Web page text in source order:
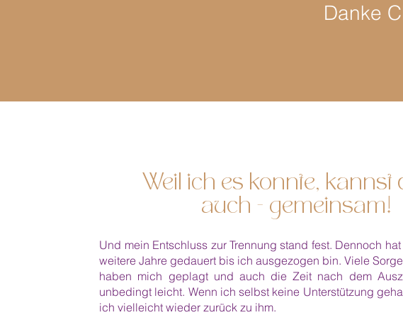
Danke
Weil ich es konnte, kannst
auch - gemeinsam!
Und mein Entschluss zur Trennung stand fest. Dennoch
weitere Jahre gedauert bis ich ausgezogen bin. Viele
haben mich geplagt und auch die Zeit nach dem
unbedingt leicht. Wenn ich selbst keine Unterstützung
ich vielleicht wieder zurück zu ihm.